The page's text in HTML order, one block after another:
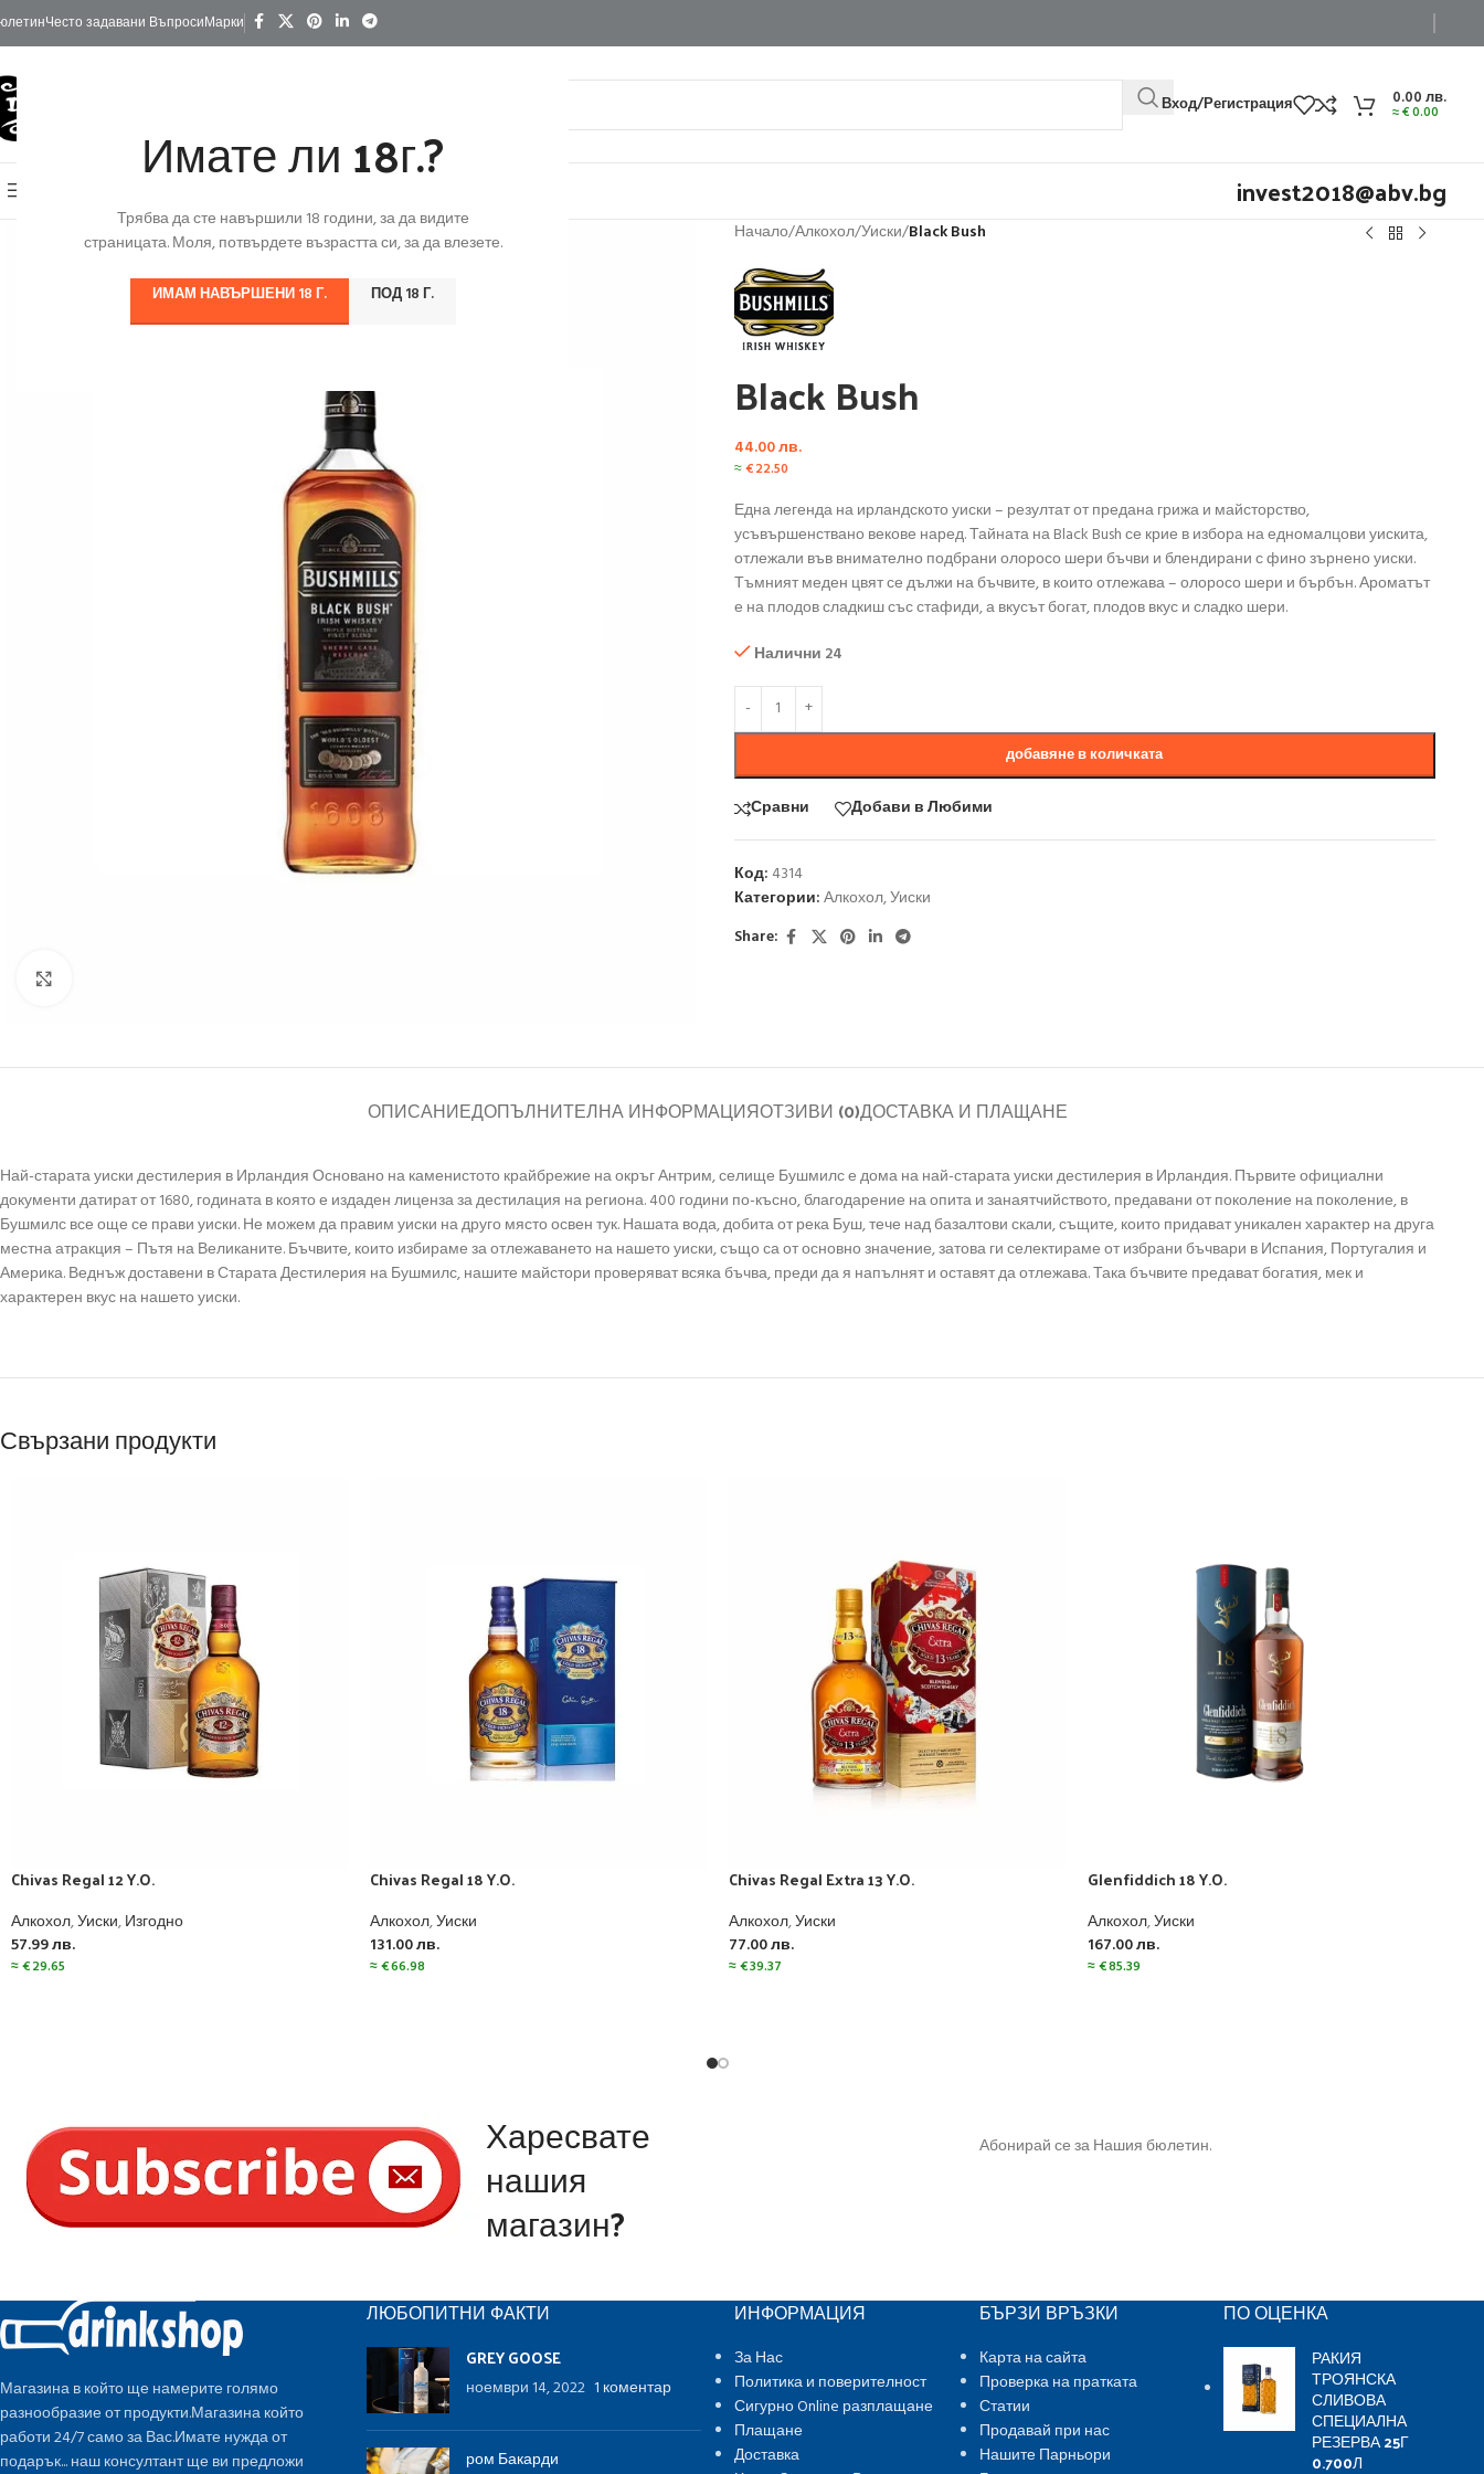
Имате ли 18г.?
Трябва да сте навършили 18 години, за да видите
страницата. Моля, потвърдете възрастта си, за да влезете.
ИМАМ НАВЪРШЕНИ 18 Г. ПОД 18 Г.
Често задавани ВъпросиМарки
Вход/Регистрация 0.00лв.
≈€0.00
invest2018@abv.bg
Начало/Алкохол/Уиски/Black Bush
Black Bush
44.00лв.
≈€22.50
Една легенда на ирландското уиски – резултат от предана грижа и майсторство,
усъвършенствано векове наред. Тайната на Black Bush се крие в избора на едномалцови уискита,
отлежали във внимателно подбрани олоросо шери бъчви и блендирани с фино зърнено уиски.
Тъмният меден цвят се дължи на бъчвите, в които отлежава – олоросо шери и бърбън. Ароматът
е на плодов сладкиш със стафиди, а вкусът богат, плодов вкус и сладко шери.
Налични 24
добавяне в количката
Сравни Добави в Любими
Код: 4314
Категории:Алкохол,Уиски
Share:
ОПИСАНИЕДОПЪЛНИТЕЛНА ИНФОРМАЦИЯОТЗИВИ (0)ДОСТАВКА И ПЛАЩАНЕ
Най-старата уиски дестилерия в Ирландия Основано на каменистото крайбрежие на окръг Антрим, селище Бушмилс е дома на най-старата уиски дестилерия в Ирландия. Първите официални
документи датират от 1680, годината в която е издаден лиценза за дестилация на региона. 400 години по-късно, благодарение на опита и занаятчийството, предавани от поколение на поколение, в
Бушмилс все още се прави уиски. Не можем да правим уиски на друго място освен тук. Нашата вода, добита от река Буш, тече над базалтови скали, същите, които придават уникален характер на друга
местна атракция – Пътя на Великаните. Бъчвите, които избираме за отлежаването на нашето уиски, също са от основно значение, затова ги селектираме от избрани бъчвари в Испания, Португалия и
Америка. Веднъж доставени в Старата Дестилерия на Бушмилс, нашите майстори проверяват всяка бъчва, преди да я напълнят и оставят да отлежава. Така бъчвите предават богатия, мек и
характерен вкус на нашето уиски.
Свързани продукти
Chivas Regal 12 Y.O.
Алкохол,Уиски,Изгодно
57.99лв.
≈€29.65
Chivas Regal 18 Y.O.
Алкохол,Уиски
131.00лв.
≈€66.98
Chivas Regal Extra 13 Y.O.
Алкохол,Уиски
77.00лв.
≈€39.37
Glenfiddich 18 Y.O.
Алкохол,Уиски
167.00лв.
≈€85.39
Харесвате
нашия
магазин?
Абонирай се за Нашия бюлетин.
Магазина в който ще намерите голямо
разнообразие от продукти.Магазина който
работи 24/7 само за Вас.Имате нужда от
подарък... наш консултант ще ви предложи
ЛЮБОПИТНИ ФАКТИ
GREY GOOSE
ноември 14, 2022 1 коментар
ром Бакарди
ИНФОРМАЦИЯ
За Нас
Политика и поверителност
Сигурно Online разплащане
Плащане
Доставка
БЪРЗИ ВРЪЗКИ
Карта на сайта
Проверка на пратката
Статии
Продавай при нас
Нашите Парньори
ПО ОЦЕНКА
РАКИЯ
ТРОЯНСКА
СЛИВОВА
СПЕЦИАЛНА
РЕЗЕРВА 25Г
0.700Л